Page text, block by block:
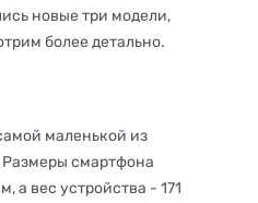
новые три модели,
более детально.
маленькой из
смартфона
а вес устройства - 171